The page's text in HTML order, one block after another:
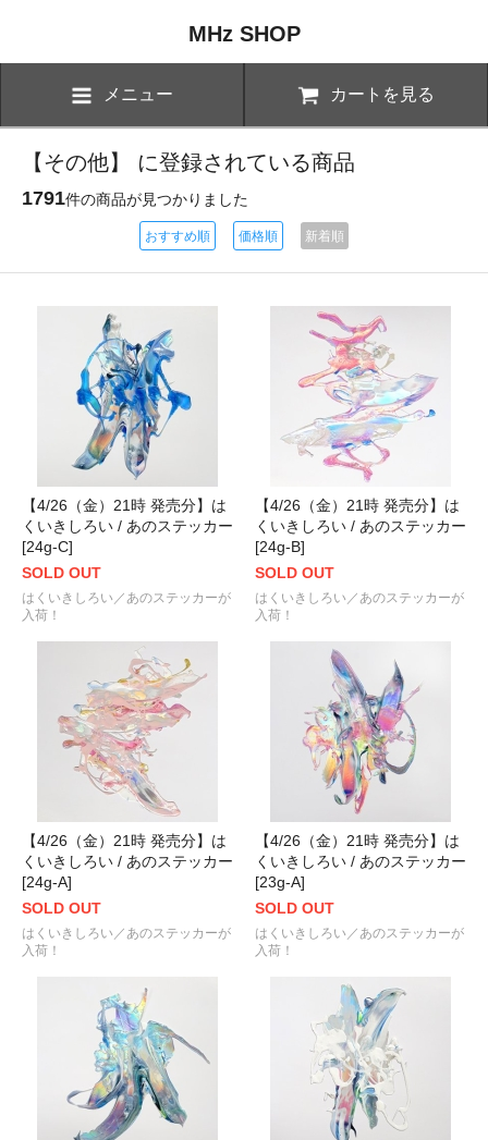
MHz SHOP
メニュー カートを見る
【その他】 に登録されている商品
1791件の商品が見つかりました
おすすめ順 価格順 新着順
【4/26（金）21時 発売分】は
くいきしろい / あのステッカー
[24g-C]
SOLD OUT
はくいきしろい／あのステッカーが
入荷！
【4/26（金）21時 発売分】は
くいきしろい / あのステッカー
[24g-B]
SOLD OUT
はくいきしろい／あのステッカーが
入荷！
【4/26（金）21時 発売分】は
くいきしろい / あのステッカー
[24g-A]
SOLD OUT
はくいきしろい／あのステッカーが
入荷！
【4/26（金）21時 発売分】は
くいきしろい / あのステッカー
[23g-A]
SOLD OUT
はくいきしろい／あのステッカーが
入荷！